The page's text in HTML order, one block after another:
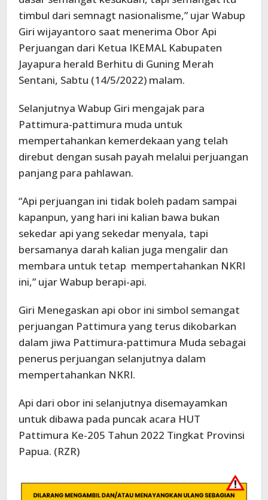
timbul dari semnagt nasionalisme,” ujar Wabup
Giri wijayantoro saat menerima Obor Api
Perjuangan dari Ketua IKEMAL Kabupaten
Jayapura herald Berhitu di Guning Merah
Sentani, Sabtu (14/5/2022) malam.
Selanjutnya Wabup Giri mengajak para
Pattimura-pattimura muda untuk
mempertahankan kemerdekaan yang telah
direbut dengan susah payah melalui perjuangan
panjang para pahlawan.
“Api perjuangan ini tidak boleh padam sampai
kapanpun, yang hari ini kalian bawa bukan
sekedar api yang sekedar menyala, tapi
bersamanya darah kalian juga mengalir dan
membara untuk tetap mempertahankan NKRI
ini,” ujar Wabup berapi-api.
Giri Menegaskan api obor ini simbol semangat
perjuangan Pattimura yang terus dikobarkan
dalam jiwa Pattimura-pattimura Muda sebagai
penerus perjuangan selanjutnya dalam
mempertahankan NKRI.
Api dari obor ini selanjutnya disemayamkan
untuk dibawa pada puncak acara HUT
Pattimura Ke-205 Tahun 2022 Tingkat Provinsi
Papua. (RZR)